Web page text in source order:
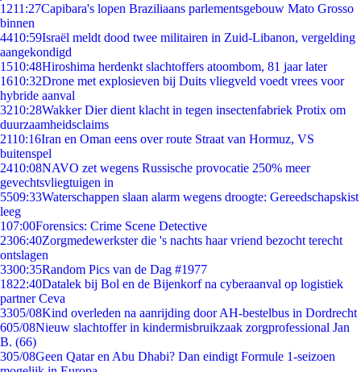
1211:27Capibara's lopen Braziliaans parlementsgebouw Mato Grosso
binnen
4410:59Israël meldt dood twee militairen in Zuid-Libanon, vergelding
aangekondigd
1510:48Hiroshima herdenkt slachtoffers atoombom, 81 jaar later
1610:32Drone met explosieven bij Duits vliegveld voedt vrees voor
hybride aanval
3210:28Wakker Dier dient klacht in tegen insectenfabriek Protix om
duurzaamheidsclaims
2110:16Iran en Oman eens over route Straat van Hormuz, VS
buitenspel
2410:08NAVO zet wegens Russische provocatie 250% meer
gevechtsvliegtuigen in
5509:33Waterschappen slaan alarm wegens droogte: Gereedschapskist
leeg
107:00Forensics: Crime Scene Detective
2306:40Zorgmedewerkster die 's nachts haar vriend bezocht terecht
ontslagen
3300:35Random Pics van de Dag #1977
1822:40Datalek bij Bol en de Bijenkorf na cyberaanval op logistiek
partner Ceva
3305/08Kind overleden na aanrijding door AH-bestelbus in Dordrecht
605/08Nieuw slachtoffer in kindermisbruikzaak zorgprofessional Jan
B. (66)
305/08Geen Qatar en Abu Dhabi? Dan eindigt Formule 1-seizoen